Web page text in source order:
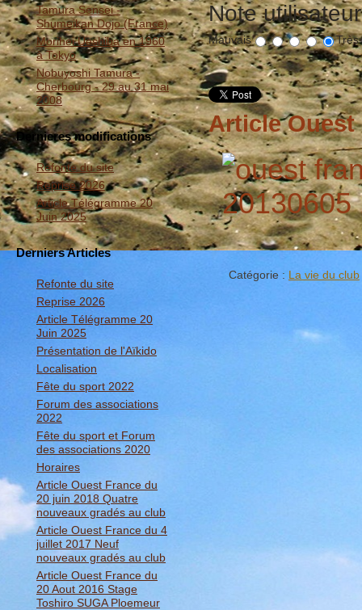
Tamura Sensei -
Shumeikan Dojo (France)
Morihei Ueshiba en 1960
à Tokyo
Nobuyoshi Tamura -
Cherbourg - 29 au 31 mai
2008
Dernieres modifications
Refonte du site
Reprise 2026
Article Télégramme 20
Juin 2025
Derniers Articles
Refonte du site
Reprise 2026
Article Télégramme 20
Juin 2025
Présentation de l'Aïkido
Localisation
Fête du sport 2022
Forum des associations
2022
Fête du sport et Forum
des associations 2020
Horaires
Article Ouest France du
20 juin 2018 Quatre
nouveaux gradés au club
Article Ouest France du 4
juillet 2017 Neuf
nouveaux gradés au club
Article Ouest France du
20 Aout 2016 Stage
Toshiro SUGA Ploemeur
Note
Mauvais
Article Ouest
Catégorie : La vie du club